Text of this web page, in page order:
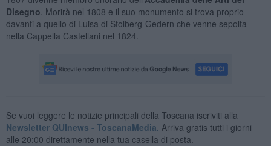
Disegno . Morirà nel 1808 e il suo monumento si trova proprio
davanti a quello di Luisa di Stolberg-Gedern che venne sepolta
nella Cappella Castellani nel 1824.
Se vuoi leggere le notizie principali della Toscana iscriviti alla
Newsletter QUInews - ToscanaMedia. Arriva gratis tutti i giorni
alle 20:00 direttamente nella tua casella di posta.